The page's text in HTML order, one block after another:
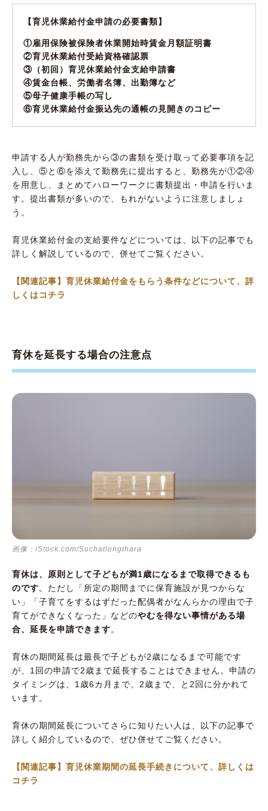
【育児休業給付金申請の必要書類】
①雇用保険被保険者休業開始時賃金月額証明書
②育児休業給付受給資格確認票
③（初回）育児休業給付金支給申請書
④賃金台帳、労働者名簿、出勤簿など
⑤母子健康手帳の写し
⑥育児休業給付金振込先の通帳の見開きのコピー
申請する人が勤務先から③の書類を受け取って必要事項を記
入し、⑤と⑥を添えて勤務先に提出すると、勤務先が①②④
を用意し、まとめてハローワークに書類提出・申請を行いま
す。提出書類が多いので、もれがないように注意しましょ
う。
育児休業給付金の支給要件などについては、以下の記事でも
詳しく解説しているので、併せてご覧ください。
【関連記事】育児休業給付金をもらう条件などについて、詳
しくはコチラ
育休を延長する場合の注意点
画像：iStock.com/Suchatlongthara
育休は、原則として子どもが満1歳になるまで取得できるも
のです。ただし「所定の期間までに保育施設が見つからな
い」「子育てをするはずだった配偶者がなんらかの理由で子
育てができなくなった」などのやむを得ない事情がある場
合、延長を申請できます。
育休の期間延長は最長で子どもが2歳になるまで可能です
が、1回の申請で2歳まで延長することはできません。申請の
タイミングは、1歳6カ月まで、2歳まで、と2回に分かれて
います。
育休の期間延長についてさらに知りたい人は、以下の記事で
詳しく紹介しているので、ぜひ併せてご覧ください。
【関連記事】育児休業期間の延長手続きについて、詳しくは
コチラ